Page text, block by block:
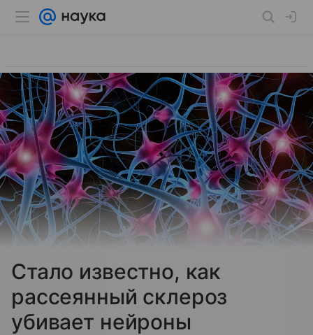
Стало известно, как
рассеянный склероз
убивает нейроны